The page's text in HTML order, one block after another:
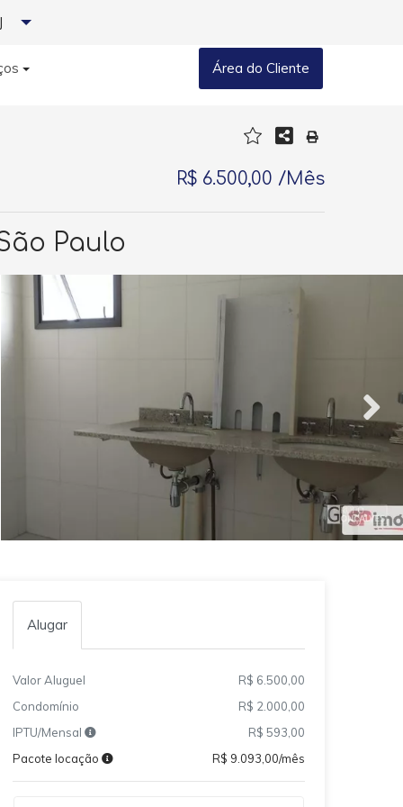
Área do Cliente
R$ 6.500,00 /Mês
Paulo
Alugar
Valor Aluguel
R$ 6.500,00
Condomínio
R$ 2.000,00
IPTU/Mensal
R$ 593,00
Pacote locação
R$ 9.093,00/mês